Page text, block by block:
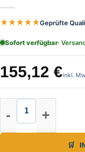
★★★★★Geprüfte
Sofort verfügbar·
155,12 €inkl.